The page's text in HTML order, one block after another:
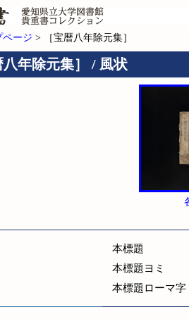
ページ > ［宝暦八年除元集］
八年除元集］ / 風状
本標題
本標題ヨミ
本標題ローマ字